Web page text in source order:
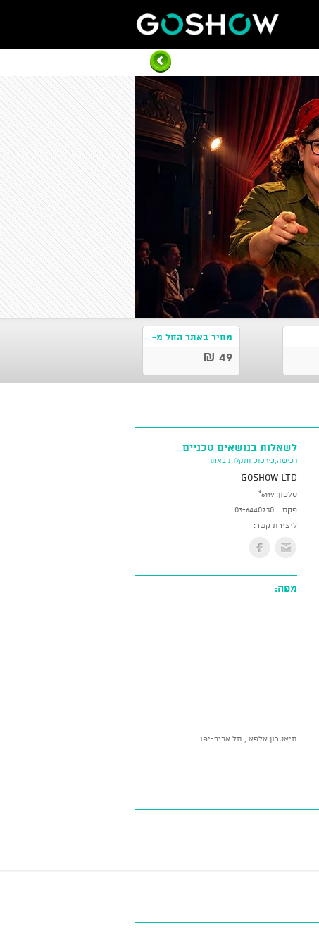
מחיר באתר החל מ-
49 ₪
לשאלות בנושאים טכניים
רכישה,כירטוס ותקלות באתר
GoShow LTD
טלפון: *6119
פקס:
03-6440730
ליצירת קשר:
מפה:
תיאטרון אלפא , תל אביב-יפו